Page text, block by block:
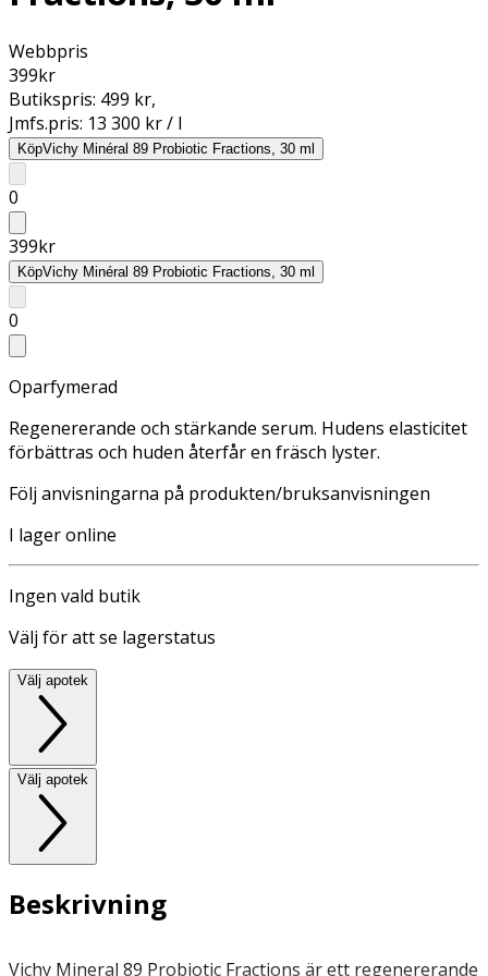
Webbpris
399kr
Butikspris: 499 kr,
Jmfs.pris: 13 300 kr / l
KöpVichy Minéral 89 Probiotic Fractions, 30 ml
0
399kr
KöpVichy Minéral 89 Probiotic Fractions, 30 ml
0
Oparfymerad
Regenererande och stärkande serum. Hudens elasticitet
förbättras och huden återfår en fräsch lyster.
Följ anvisningarna på produkten/bruksanvisningen
I lager online
Ingen vald butik
Välj för att se lagerstatus
Välj apotek
Välj apotek
Beskrivning
Vichy Mineral 89 Probiotic Fractions är ett regenererande